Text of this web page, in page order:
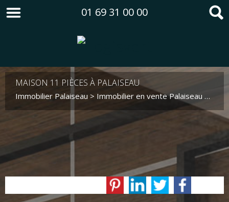
01 69 31 00 00
MAISON 11 PIÈCES À PALAISEAU
Immobilier Palaiseau > Immobilier en vente Palaiseau >